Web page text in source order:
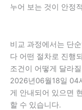
누어 보는 것이 안정
비교 과정에서는 단
다 어떤 절차로 진행
조건이 어떻게 달라
2026년06월18일 04
게 안내되어 있으면
할 수 있습니다.